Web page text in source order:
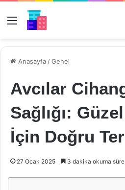
Menü
Anasayfa /Genel
Avcılar
Sağlığı:
İçin Doğru
27 Ocak 2025 3 dakika okuma